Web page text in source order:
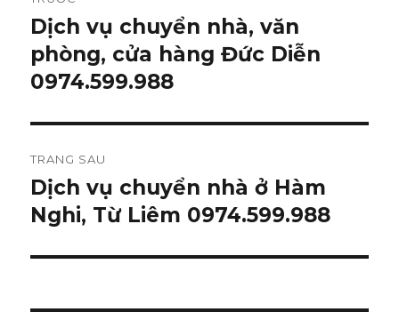
hướng
bài
viết
Bài
viết
trước:
Dịch vụ chuyển nhà, văn
phòng, cửa hàng Đức Diễn
0974.599.988
TRANG SAU
Bài
tiếp
Dịch vụ chuyển nhà ở Hàm
Nghi, Từ Liêm 0974.599.988